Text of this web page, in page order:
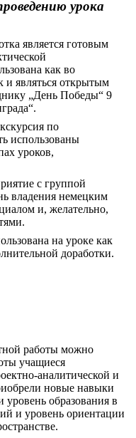
урока
является готовым
как во
и являться открытым
„День Победы“ 9
по
использованы
уроков,
с группой
владения немецким
и, желательно,
на уроке как
доработки.
работы можно
учащиеся
аналитической и
новые навыки
образования в
и уровень ориентации